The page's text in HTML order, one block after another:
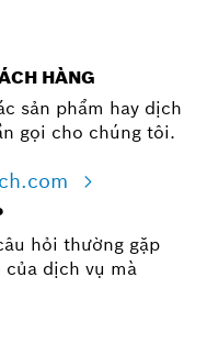
HÀNG
sản phẩm hay dịch
gọi cho chúng tôi.
hỏi thường gặp
dịch vụ mà